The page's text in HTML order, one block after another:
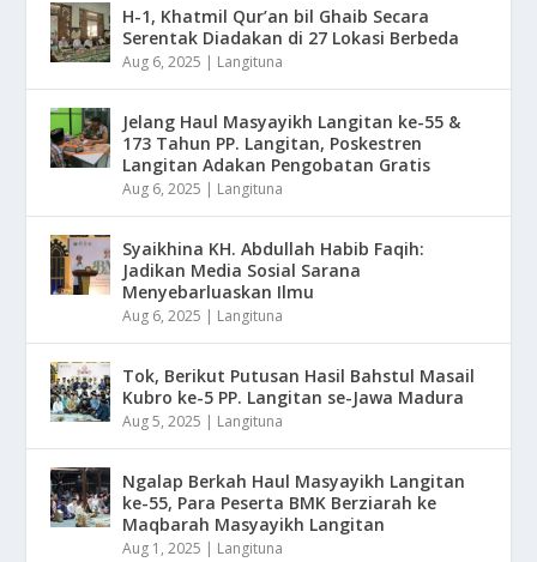
H-1, Khatmil Qur’an bil Ghaib Secara
Serentak Diadakan di 27 Lokasi Berbeda
Aug 6, 2025 | Langituna
Jelang Haul Masyayikh Langitan ke-55 &
173 Tahun PP. Langitan, Poskestren
Langitan Adakan Pengobatan Gratis
Aug 6, 2025 | Langituna
Syaikhina KH. Abdullah Habib Faqih:
Jadikan Media Sosial Sarana
Menyebarluaskan Ilmu
Aug 6, 2025 | Langituna
Tok, Berikut Putusan Hasil Bahstul Masail
Kubro ke-5 PP. Langitan se-Jawa Madura
Aug 5, 2025 | Langituna
Ngalap Berkah Haul Masyayikh Langitan
ke-55, Para Peserta BMK Berziarah ke
Maqbarah Masyayikh Langitan
Aug 1, 2025 | Langituna